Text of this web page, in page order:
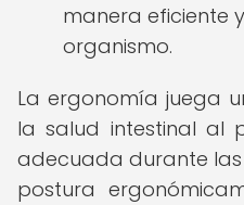
manera eficiente
organismo.
La ergonomía juega
la salud intestinal al
adecuada durante
postura